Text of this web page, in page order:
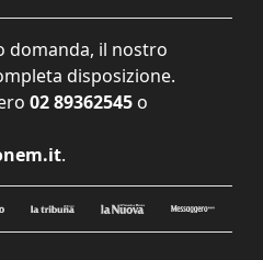
domanda, il nostro
disposizione.
02 89362545 o
.